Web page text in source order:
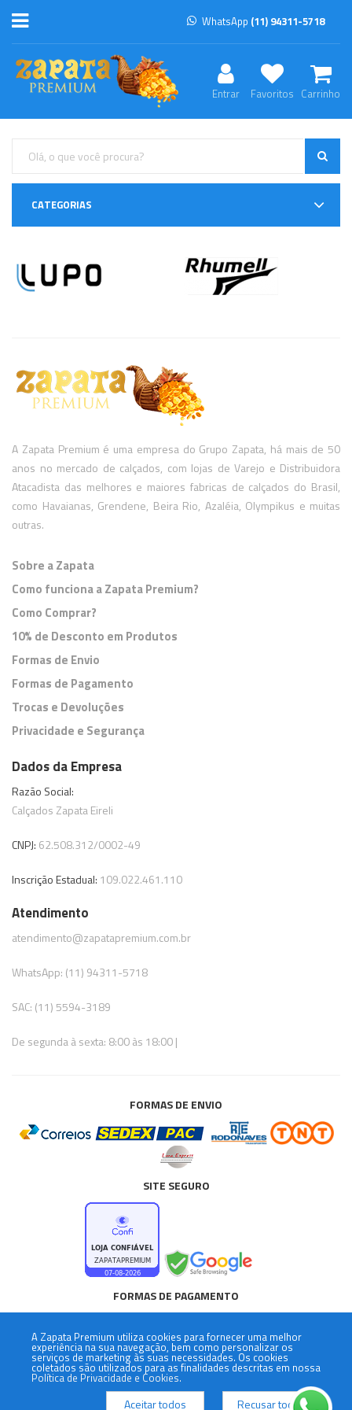
WhatsApp (11) 94311-5718
Entrar Favoritos Carrinho
CATEGORIAS
A Zapata Premium é uma empresa do Grupo Zapata, há mais de 50
anos no mercado de calçados, com lojas de Varejo e Distribuidora
Atacadista das melhores e maiores fabricas de calçados do Brasil,
como Havaianas, Grendene, Beira Rio, Azaléia, Olympikus e muitas
outras.
Sobre a Zapata
Como funciona a Zapata Premium?
Como Comprar?
10% de Desconto em Produtos
Formas de Envio
Formas de Pagamento
Trocas e Devoluções
Privacidade e Segurança
Dados da Empresa
Razão Social:
Calçados Zapata Eireli
CNPJ: 62.508.312/0002-49
Inscrição Estadual: 109.022.461.110
Atendimento
atendimento@zapatapremium.com.br
WhatsApp: (11) 94311-5718
SAC: (11) 5594-3189
De segunda à sexta: 8:00 às 18:00 |
FORMAS DE ENVIO
SITE SEGURO
FORMAS DE PAGAMENTO
Desenvolvido porPaulo Brandão - Zeros e Um.
A Zapata Premium utiliza cookies para fornecer uma melhor
experiência na sua navegação, bem como personalizar os
serviços de marketing às suas necessidades. Os cookies
coletados são utilizados para as finalidades descritas em nossa
Política de Privacidade e Cookies.
Aceitar todos Recusar todos